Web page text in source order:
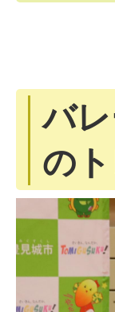
バ
の